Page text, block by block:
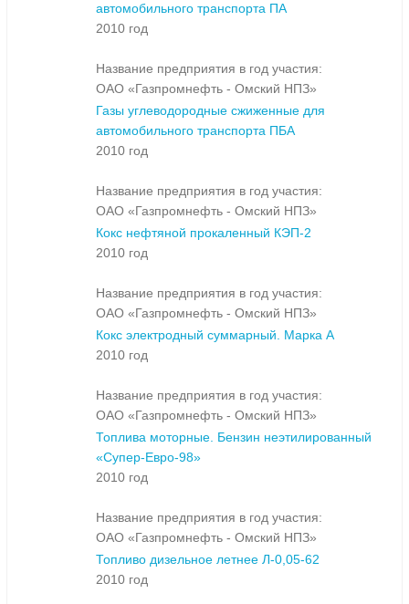
автомобильного транспорта ПА
2010 год
Название предприятия в год участия:
ОАО «Газпромнефть - Омский НПЗ»
Газы углеводородные сжиженные для
автомобильного транспорта ПБА
2010 год
Название предприятия в год участия:
ОАО «Газпромнефть - Омский НПЗ»
Кокс нефтяной прокаленный КЭП-2
2010 год
Название предприятия в год участия:
ОАО «Газпромнефть - Омский НПЗ»
Кокс электродный суммарный. Марка А
2010 год
Название предприятия в год участия:
ОАО «Газпромнефть - Омский НПЗ»
Топлива моторные. Бензин неэтилированный
«Супер-Евро-98»
2010 год
Название предприятия в год участия:
ОАО «Газпромнефть - Омский НПЗ»
Топливо дизельное летнее Л-0,05-62
2010 год